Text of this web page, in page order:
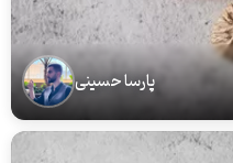
پارسا حسینی